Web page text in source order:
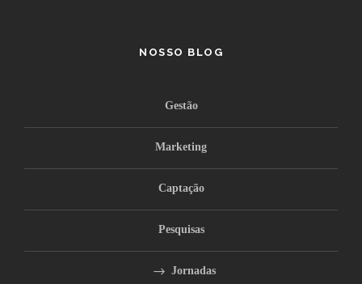
NOSSO BLOG
Gestão
Marketing
Captação
Pesquisas
Jornadas